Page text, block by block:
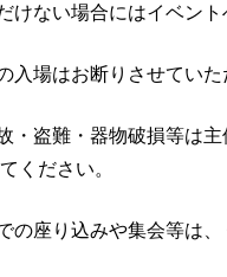
ない場合にはイベント
場はお断りさせていた
・盗難・器物破損等は
ください。
の座り込みや集会等は